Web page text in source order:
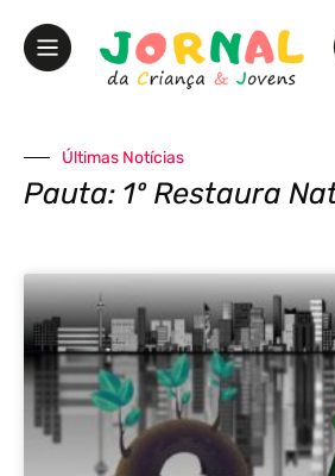
Últimas Notícias
Pauta: 1º Restaura